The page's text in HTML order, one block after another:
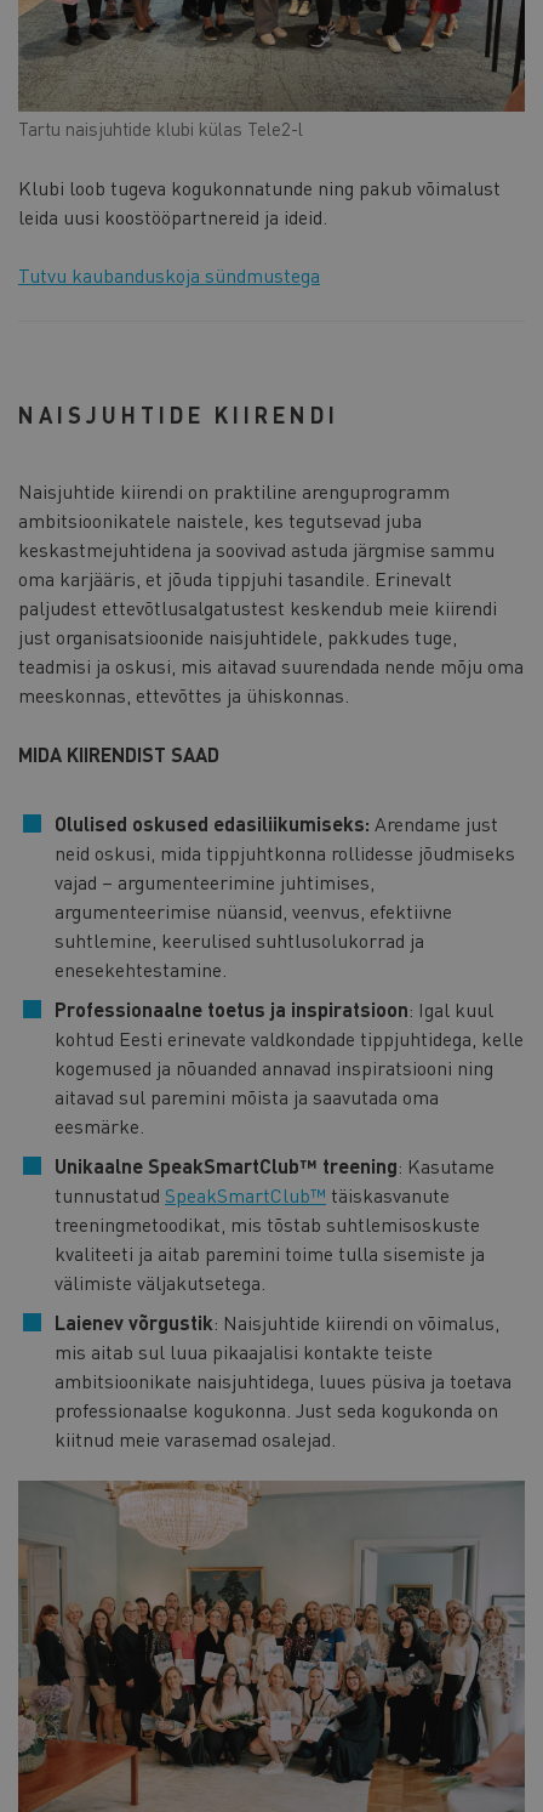
Tartu naisjuhtide klubi külas Tele2-l
Klubi loob tugeva kogukonnatunde ning pakub võimalust
leida uusi koostööpartnereid ja ideid.
Tutvu kaubanduskoja sündmustega
NAISJUHTIDE KIIRENDI
Naisjuhtide kiirendi on praktiline arenguprogramm
ambitsioonikatele naistele, kes tegutsevad juba
keskastmejuhtidena ja soovivad astuda järgmise sammu
oma karjääris, et jõuda tippjuhi tasandile. Erinevalt
paljudest ettevõtlusalgatustest keskendub meie kiirendi
just organisatsioonide naisjuhtidele, pakkudes tuge,
teadmisi ja oskusi, mis aitavad suurendada nende mõju oma
meeskonnas, ettevõttes ja ühiskonnas.
MIDA KIIRENDIST SAAD
Olulised oskused edasiliikumiseks: Arendame just
neid oskusi, mida tippjuhtkonna rollidesse jõudmiseks
vajad – argumenteerimine juhtimises,
argumenteerimise nüansid, veenvus, efektiivne
suhtlemine, keerulised suhtlusolukorrad ja
enesekehtestamine.
Professionaalne toetus ja inspiratsioon: Igal kuul
kohtud Eesti erinevate valdkondade tippjuhtidega, kelle
kogemused ja nõuanded annavad inspiratsiooni ning
aitavad sul paremini mõista ja saavutada oma
eesmärke.
Unikaalne SpeakSmartClub™ treening: Kasutame
tunnustatud SpeakSmartClub™ täiskasvanute
treeningmetoodikat, mis tõstab suhtlemisoskuste
kvaliteeti ja aitab paremini toime tulla sisemiste ja
välimiste väljakutsetega.
Laienev võrgustik: Naisjuhtide kiirendi on võimalus,
mis aitab sul luua pikaajalisi kontakte teiste
ambitsioonikate naisjuhtidega, luues püsiva ja toetava
professionaalse kogukonna. Just seda kogukonda on
kiitnud meie varasemad osalejad.